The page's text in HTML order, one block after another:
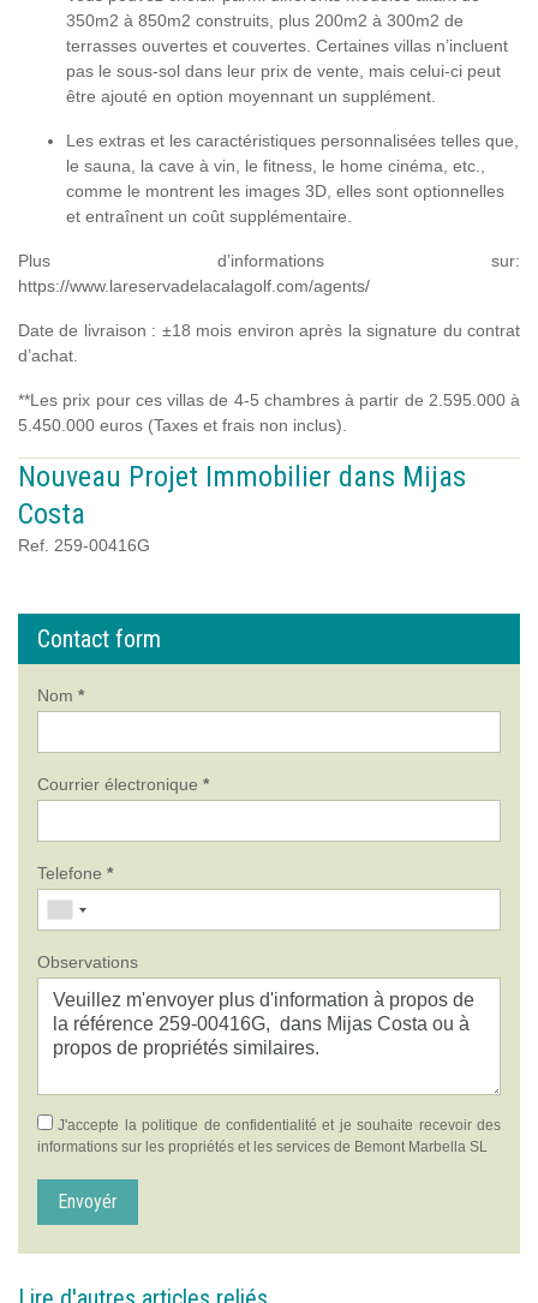
350m2 à 850m2 construits, plus 200m2 à 300m2 de
terrasses ouvertes et couvertes. Certaines villas n’incluent
pas le sous-sol dans leur prix de vente, mais celui-ci peut
être ajouté en option moyennant un supplément.
Les extras et les caractéristiques personnalisées telles que,
le sauna, la cave à vin, le fitness, le home cinéma, etc.,
comme le montrent les images 3D, elles sont optionnelles
et entraînent un coût supplémentaire.
Plus d’informations sur:
https://www.lareservadelacalagolf.com/agents/
Date de livraison : ±18 mois environ après la signature du contrat
d’achat.
**Les prix pour ces villas de 4-5 chambres à partir de 2.595.000 à
5.450.000 euros (Taxes et frais non inclus).
Nouveau Projet Immobilier dans Mijas
Costa
Ref. 259-00416G
Contact form
Nom *
Courrier électronique *
Telefone *
Observations
J'accepte lapolitique de confidentialité et je souhaite recevoir des
informations sur les propriétés et les services de Bemont Marbella SL
Envoyér